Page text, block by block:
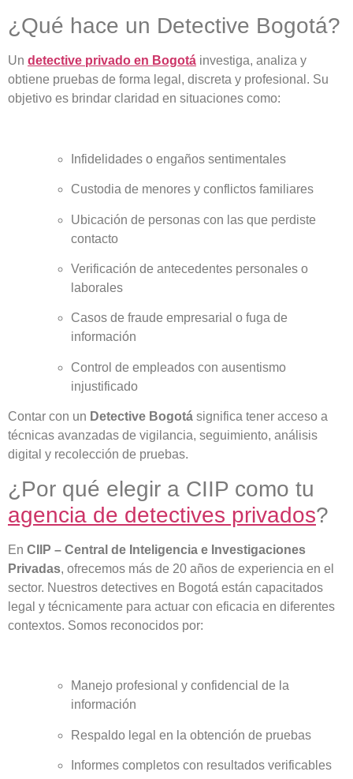
¿Qué hace un Detective Bogotá?
Un detective privado en Bogotá investiga, analiza y
obtiene pruebas de forma legal, discreta y profesional. Su
objetivo es brindar claridad en situaciones como:
Infidelidades o engaños sentimentales
Custodia de menores y conflictos familiares
Ubicación de personas con las que perdiste
contacto
Verificación de antecedentes personales o
laborales
Casos de fraude empresarial o fuga de
información
Control de empleados con ausentismo
injustificado
Contar con un Detective Bogotá significa tener acceso a
técnicas avanzadas de vigilancia, seguimiento, análisis
digital y recolección de pruebas.
¿Por qué elegir a CIIP como tu
agencia de detectives privados?
En CIIP – Central de Inteligencia e Investigaciones
Privadas, ofrecemos más de 20 años de experiencia en el
sector. Nuestros detectives en Bogotá están capacitados
legal y técnicamente para actuar con eficacia en diferentes
contextos. Somos reconocidos por:
Manejo profesional y confidencial de la
información
Respaldo legal en la obtención de pruebas
Informes completos con resultados verificables